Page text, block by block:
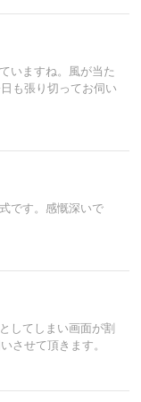
いますね。風が当た
も張り切ってお伺い
です。感慨深いで
してしまい画面が割
させて頂きます。